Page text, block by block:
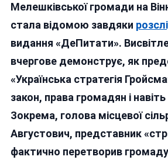
Мелешківської громади на
стала відомою завдяки
видання «ДеПитати».
вчергове демонструє, як
«Українська стратегія
закон, права громадян і
Зокрема, голова місцевої
Августович, представник
фактично перетворив